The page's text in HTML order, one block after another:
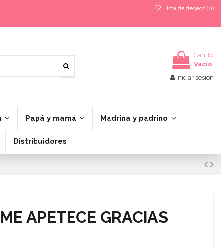
Lista de deseos (0)
Carrito
Vacío
Iniciar sesión
Papá y mamá Madrina y padrino
Distribuidores
APETECE GRACIAS